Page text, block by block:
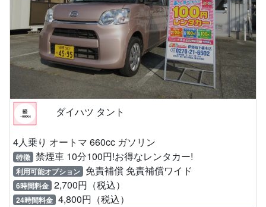
ダイハツ タント
4人乗り オートマ 660cc ガソリン
特徴 禁煙車 10分100円!お得なレンタカー!
利用可能オプション 免責補償 免責補償ワイド
6時間料金 2,700円（税込）
24時間料金 4,800円（税込）